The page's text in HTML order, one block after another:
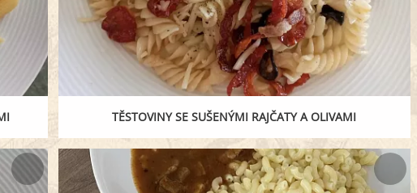
TĚSTOVINY SE SUŠENÝMI RAJČATY A OLIVAMI